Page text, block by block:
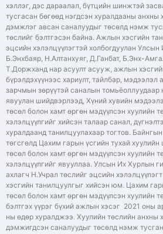
хэллэг, дэс дараалал, бүтцийн шинжтэй
тусгасан бөгөөд нэгдсэн хуралдааны анхны
дэмжлэг авсан саналуудыг төсөлд нэмж
төслийг бэлтгэсэн байна. Ажлын хэсгийн
эцсийн хэлэлцүүлэгтэй холбогдуулан
Б.Энхбаяр, Н.Алтанхуяг, Д.Ганбат, Б.Энх-
Т.Доржханд нар асуулт асууж, ажлын
бүрэлдэхүүнээс хариулт, тайлбар,
зарчмын зөрүүтэй саналын томьёоллуудаар
явуулан шийдвэрлээд, Хүний хувийн
төсөл болон хамт өргөн мэдүүлсэн хуулийн
хэлэлцүүлгийг хийсэн талаар санал,
хуралдаанд танилцуулахаар тогтов.
төгсгөлд Цахим гарын үсгийн тухай
төсөл болон хамт өргөн мэдүүлсэн хуулийн
хэлэлцүүлгийг явууллаа. Улсын Их Хурлын
ахлагч Н.Учрал төслийг эцсийн
хэсгийн танилцуулгыг хийсэн юм. Цахим
төсөл болон хамт өргөн мэдүүлсэн хуулийн
бэлтгэх үүрэг бүхий ажлын хэсэг 2021 оны
ны өдөр хуралджээ. Хуулийн төслийн анхны
дэмжигдсэн саналуудыг төсөлд нэмж